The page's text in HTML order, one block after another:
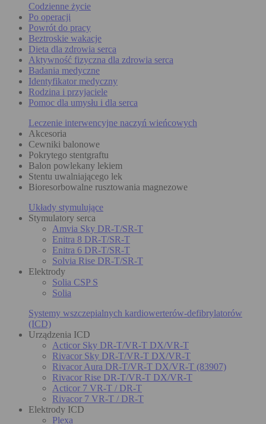
Codzienne życie
Po operacji
Powrót do pracy
Beztroskie wakacje
Dieta dla zdrowia serca
Aktywność fizyczna dla zdrowia serca
Badania medyczne
Identyfikator medyczny
Rodzina i przyjaciele
Pomoc dla umysłu i dla serca
Leczenie interwencyjne naczyń wieńcowych
Akcesoria
Cewniki balonowe
Pokrytego stentgraftu
Balon powlekany lekiem
Stentu uwalniającego lek
Bioresorbowalne rusztowania magnezowe
Układy stymulujące
Stymulatory serca
Amvia Sky DR-T/SR-T
Enitra 8 DR-T/SR-T
Enitra 6 DR-T/SR-T
Solvia Rise DR-T/SR-T
Elektrody
Solia CSP S
Solia
Systemy wszczepialnych kardiowerterów-defibrylatorów
(ICD)
Urządzenia ICD
Acticor Sky DR-T/VR-T DX/VR-T
Rivacor Sky DR-T/VR-T DX/VR-T
Rivacor Aura DR-T/VR-T DX/VR-T (83907)
Rivacor Rise DR-T/VR-T DX/VR-T
Acticor 7 VR-T / DR-T
Rivacor 7 VR-T / DR-T
Elektrody ICD
Plexa